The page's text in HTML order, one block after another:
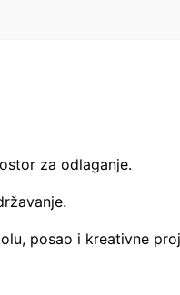
za odlaganje.
posao i kreativne